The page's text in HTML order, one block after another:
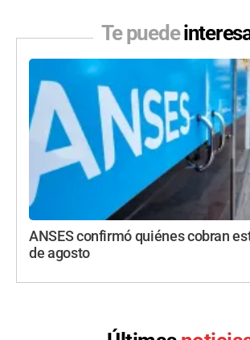
Te puede
ANSES confirmó quiénes cobran
de agosto